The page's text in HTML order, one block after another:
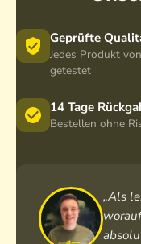
Geprüfte
Jedes Produkt
getestet
14 Tage
Bestellen ohne
„Als